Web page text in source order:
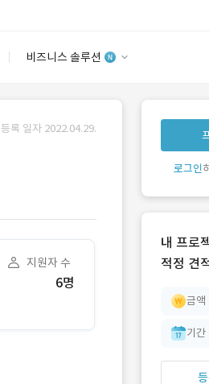
비즈니스 솔루션
안심 코드 케어
유사사
‘이
개발
등록 일자 2022.04.29.
지원자 수
6명
로그인
내 프로
적정 견
금액
기간